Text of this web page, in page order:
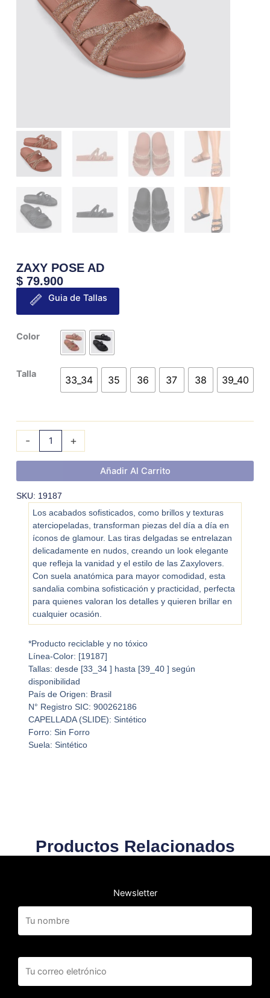
ZAXY POSE AD
$79.900
Guia de Tallas
Color
Talla 33_34 35 36 37 38 39_40
-
ZAXY
cantidad
+
Añadir Al Carrito
SKU: 19187
Los acabados sofisticados, como brillos y texturas
aterciopeladas, transforman piezas del día a día en
íconos de glamour. Las tiras delgadas se entrelazan
delicadamente en nudos, creando un look elegante
que refleja la vanidad y el estilo de las Zaxylovers.
Con suela anatómica para mayor comodidad, esta
sandalia combina sofisticación y practicidad, perfecta
para quienes valoran los detalles y quieren brillar en
cualquier ocasión.
*Producto reciclable y no tóxico
Línea-Color: [19187]
Tallas: desde [33_34 ] hasta [39_40 ] según
disponibilidad
País de Origen: Brasil
N° Registro SIC: 900262186
CAPELLADA (SLIDE): Sintético
Forro: Sin Forro
Suela: Sintético
Productos Relacionados
Newsletter